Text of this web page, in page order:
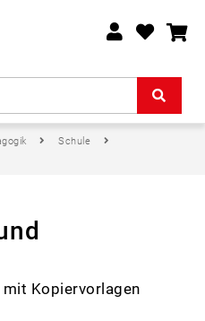
Schule
mit Kopiervorlagen